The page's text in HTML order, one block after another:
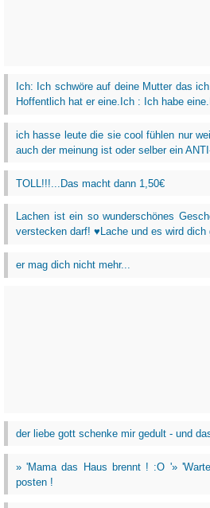
Ich: Ich schwöre auf deine Mutter das
Hoffentlich hat er eine.Ich : Ich habe
ich hasse leute die sie cool fühlen nur
auch der meinung ist oder selber ein ANTI-
TOLL!!!...Das macht dann 1,50€
Lachen ist ein so wunderschönes
verstecken darf! ♥Lache und es wird dich
er mag dich nicht mehr...
der liebe gott schenke mir gedult - und
» 'Mama das Haus brennt ! :O '»
posten !